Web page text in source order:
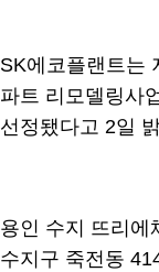
SK에코플랜트는
파트 리모델링사
선정됐다고 2일
용인 수지 뜨리에
수지구 죽전동